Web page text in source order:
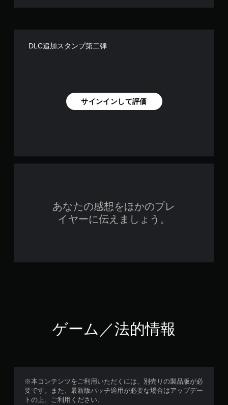
DLC追加スタンプ第二弾
サインインして評価
あなたの感想をほかのプレ
イヤーに伝えましょう。
ゲーム／法的情報
※本コンテンツをご利用いただくには、別売りの製品版が必
要です。また、最新版パッチ適用が必要な場合はアップデー
トの上、ご利用ください。